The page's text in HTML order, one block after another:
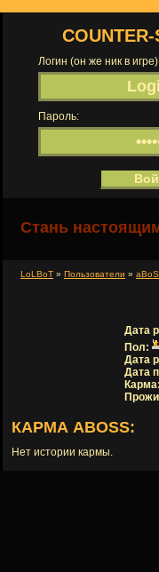
Логин (он же ник в
Пароль:
Стань
LoLBoT » Пользователи »
Дата
Пол:
Дата
Дата
Карма:
КАРМА ABOSS:
Нет истории кармы.